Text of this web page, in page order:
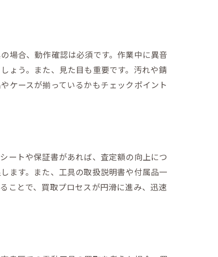
場合、動作確認は必須です。作業中に異音
ょう。また、見た目も重要です。汚れや錆
ケースが揃っているかもチェックポイント
ートや保証書があれば、査定額の向上につ
ます。また、工具の取扱説明書や付属品一
ことで、買取プロセスが円滑に進み、迅速